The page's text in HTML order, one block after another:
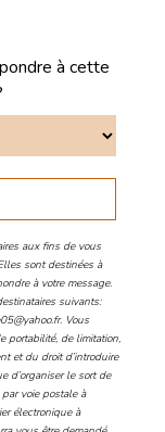
à cette
aux fins de vous
sont destinées à
à votre message.
suivants:
Vous
portabilité, de limitation,
et du droit d’introduire
d’organiser le sort de
voie postale à
électronique à